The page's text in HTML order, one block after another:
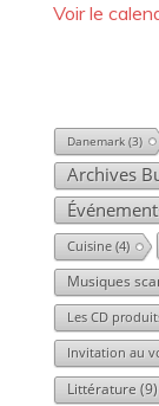
Voir le
Danemark(3)
Archives
Cuisine(4)
Musiques
Les CD
Invitation au
Littérature (9)